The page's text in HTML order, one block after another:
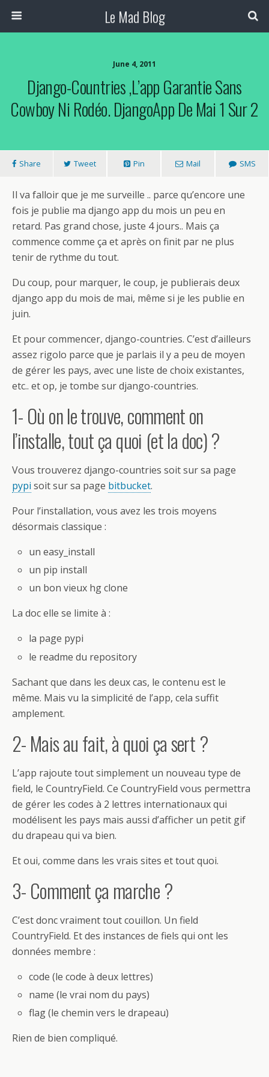
Le Mad Blog
June 4, 2011
Django-Countries ,l’app Garantie Sans
Cowboy Ni Rodéo. DjangoApp De Mai 1 Sur 2
Share Tweet Pin Mail SMS
Il va falloir que je me surveille .. parce qu’encore une
fois je publie ma django app du mois un peu en
retard. Pas grand chose, juste 4 jours.. Mais ça
commence comme ça et après on finit par ne plus
tenir de rythme du tout.
Du coup, pour marquer, le coup, je publierais deux
django app du mois de mai, même si je les publie en
juin.
Et pour commencer, django-countries. C’est d’ailleurs
assez rigolo parce que je parlais il y a peu de moyen
de gérer les pays, avec une liste de choix existantes,
etc.. et op, je tombe sur django-countries.
1- Où on le trouve, comment on
l’installe, tout ça quoi (et la doc) ?
Vous trouverez django-countries soit sur sa page
pypi soit sur sa page bitbucket.
Pour l’installation, vous avez les trois moyens
désormais classique :
un easy_install
un pip install
un bon vieux hg clone
La doc elle se limite à :
la page pypi
le readme du repository
Sachant que dans les deux cas, le contenu est le
même. Mais vu la simplicité de l’app, cela suffit
amplement.
2- Mais au fait, à quoi ça sert ?
L’app rajoute tout simplement un nouveau type de
field, le CountryField. Ce CountryField vous permettra
de gérer les codes à 2 lettres internationaux qui
modélisent les pays mais aussi d’afficher un petit gif
du drapeau qui va bien.
Et oui, comme dans les vrais sites et tout quoi.
3- Comment ça marche ?
C’est donc vraiment tout couillon. Un field
CountryField. Et des instances de fiels qui ont les
données membre :
code (le code à deux lettres)
name (le vrai nom du pays)
flag (le chemin vers le drapeau)
Rien de bien compliqué.